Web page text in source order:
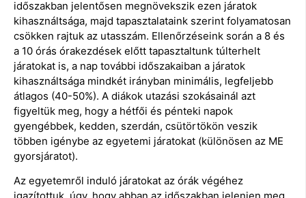
időszakban jelentősen megnövekszik ezen járatok
kihasználtsága, majd tapasztalataink szerint folyamatosan
csökken rajtuk az utasszám. Ellenőrzéseink során a 8 és
a 10 órás órakezdések előtt tapasztaltunk túlterhelt
járatokat is, a nap további időszakaiban a járatok
kihasználtsága mindkét irányban minimális, legfeljebb
átlagos (40-50%). A diákok utazási szokásainál azt
figyeltük meg, hogy a hétfői és pénteki napok
gyengébbek, kedden, szerdán, csütörtökön veszik
többen igénybe az egyetemi járatokat (különösen az ME
gyorsjáratot).
Az egyetemről induló járatokat az órák végéhez